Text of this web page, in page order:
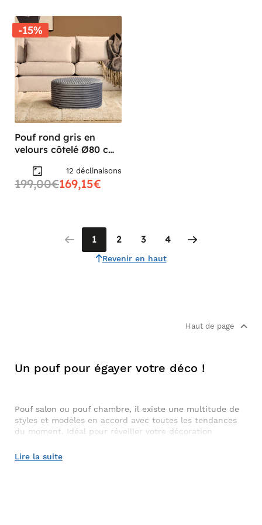
-15%
Pouf rond gris en
velours côtelé Ø80 cm
12 déclinaisons
199,00€169,15€
Revenir en haut
1 2 3 4
Haut de page
Un pouf pour égayer votre déco !
Pouf salon ou pouf chambre, il existe une multitude de
styles et modèles en accord avec toutes les tendances
du moment. Idéal pour réveiller votre décoration
Lire la suite